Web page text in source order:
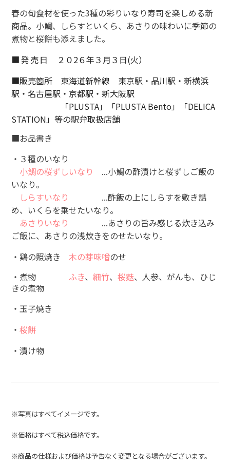
春の旬食材を使った3種の彩りいなり寿司を楽しめる新
商品。 小鯛、しらすといくら、あさりの味わいに季節の
煮物と桜餅も添えました。
■発売日
２０2６年３月３日(火）
■販売箇所 東海道新幹線 東京駅・品川駅・新横浜
駅・ 名古屋駅・京都駅・新大阪駅
「PLUSTA」「PLUSTA Bento」 「DELICA
STATION」等の駅弁取扱店舗
■お品書き
・３種のいなり
小鯛の桜ずしいなり ...小鯛の酢漬けと桜ずしご飯の
いなり。
しらすいなり ...酢飯の上にしらすを敷き詰
め、いくらを乗せたいなり。
あさりいなり ...あさりの旨み感じる炊き込み
ご飯に、あさりの浅炊きをのせたいなり。
・鶏の照焼き木の芽味噌のせ
・煮物ふき、細竹、桜麩、人参、がんも、ひじ
きの煮物
・玉子焼き
・桜餅
・漬け物
※写真はすべてイメージです。
※価格はすべて税込価格です。
※商品の仕様および価格は予告なく変更となる場合がございます。